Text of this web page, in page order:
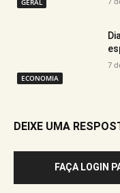
ECONOMIA
7
DEIXE UMA
FAÇA LOGIN